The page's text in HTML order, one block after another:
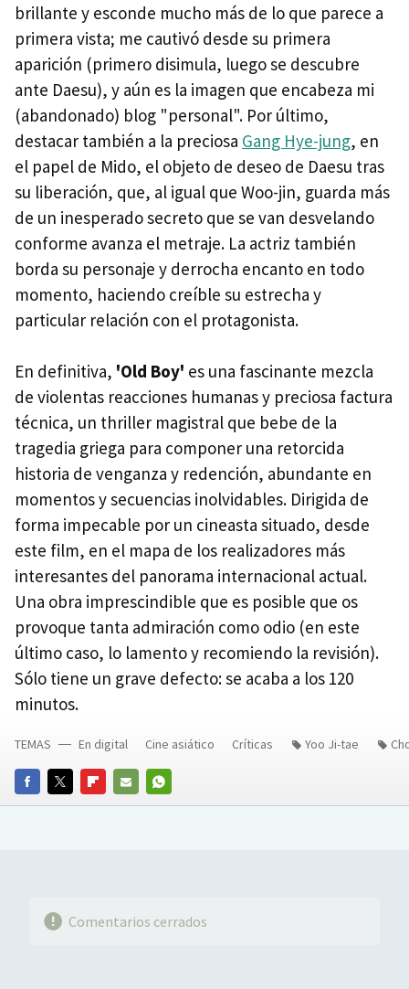
brillante y esconde mucho más de lo que parece a
primera vista; me cautivó desde su primera
aparición (primero disimula, luego se descubre
ante Daesu), y aún es la imagen que encabeza mi
(abandonado) blog "personal". Por último,
destacar también a la preciosa Gang Hye-jung, en
el papel de Mido, el objeto de deseo de Daesu tras
su liberación, que, al igual que Woo-jin, guarda más
de un inesperado secreto que se van desvelando
conforme avanza el metraje. La actriz también
borda su personaje y derrocha encanto en todo
momento, haciendo creíble su estrecha y
particular relación con el protagonista.
En definitiva, 'Old Boy' es una fascinante mezcla
de violentas reacciones humanas y preciosa factura
técnica, un thriller magistral que bebe de la
tragedia griega para componer una retorcida
historia de venganza y redención, abundante en
momentos y secuencias inolvidables. Dirigida de
forma impecable por un cineasta situado, desde
este film, en el mapa de los realizadores más
interesantes del panorama internacional actual.
Una obra imprescindible que es posible que os
provoque tanta admiración como odio (en este
último caso, lo lamento y recomiendo la revisión).
Sólo tiene un grave defecto: se acaba a los 120
minutos.
FACEBOOKTWITTERFLIPBOARD
E-
WHATSAPP
TEMAS En digital Cine asiático Críticas Yoo Ji-tae
Comentarios cerrados